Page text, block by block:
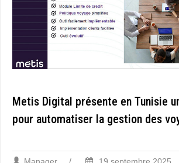
Metis Digital présente en Tunisie
pour automatiser la gestion des
Manager / 19 septembre 2025